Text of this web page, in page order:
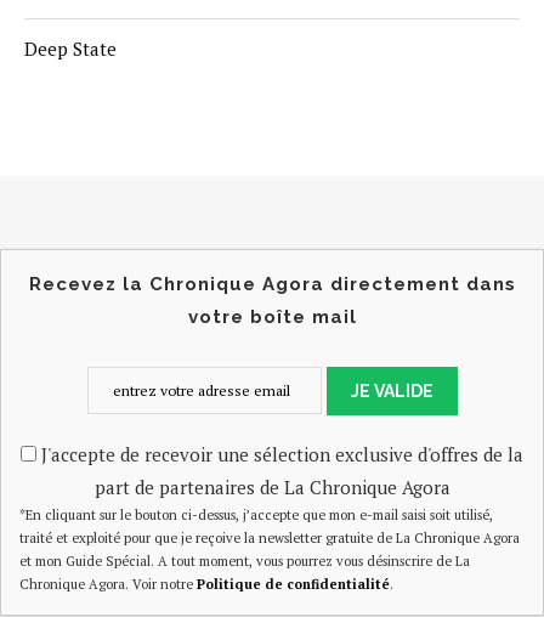
Deep State
Recevez la Chronique Agora directement dans
votre boîte mail
JE VALIDE
J'accepte de recevoir une sélection exclusive d'offres de la
part de partenaires de La Chronique Agora
*En cliquant sur le bouton ci-dessus, j’accepte que mon e-mail saisi soit utilisé,
traité et exploité pour que je reçoive la newsletter gratuite de La Chronique Agora
et mon Guide Spécial. A tout moment, vous pourrez vous désinscrire de La
Chronique Agora. Voir notre Politique de confidentialité.